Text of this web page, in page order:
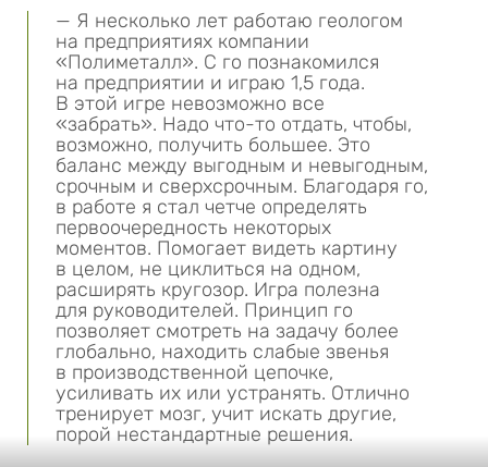
— Я несколько лет работаю геологом
на предприятиях компании
«Полиметалл». С го познакомился
на предприятии и играю 1,5 года.
В этой игре невозможно все
«забрать». Надо что-то отдать, чтобы,
возможно, получить большее. Это
баланс между выгодным и невыгодным,
срочным и сверхсрочным. Благодаря го,
в работе я стал четче определять
первоочередность некоторых
моментов. Помогает видеть картину
в целом, не циклиться на одном,
расширять кругозор. Игра полезна
для руководителей. Принцип го
позволяет смотреть на задачу более
глобально, находить слабые звенья
в производственной цепочке,
усиливать их или устранять. Отлично
тренирует мозг, учит искать другие,
порой нестандартные решения.